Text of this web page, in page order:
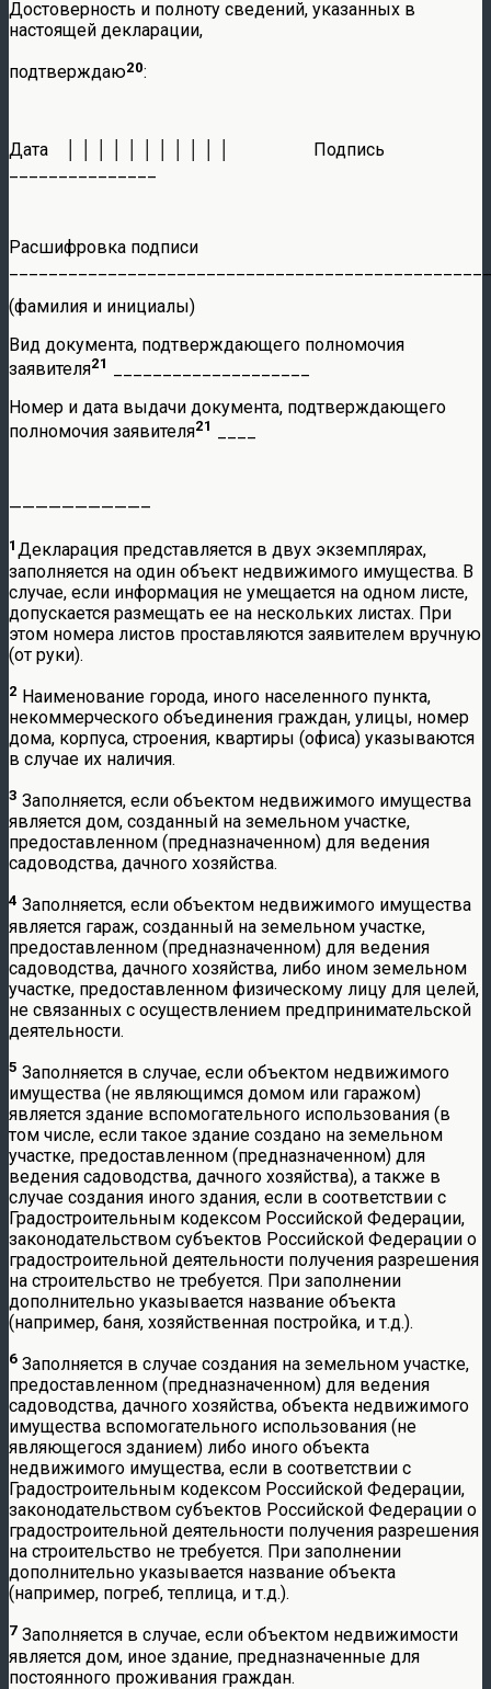
Достоверность и полноту сведений, указанных в
настоящей декларации,
подтверждаю20:
Дата │ │ │ │ │ │ │ │ │ │ │ Подпись
Расшифровка подписи
(фамилия и инициалы)
Вид документа, подтверждающего полномочия
заявителя21
Номер и дата выдачи документа, подтверждающего
полномочия заявителя21
——————————–
1 Декларация представляется в двух экземплярах,
заполняется на один объект недвижимого имущества. В
случае, если информация не умещается на одном листе,
допускается размещать ее на нескольких листах. При
этом номера листов проставляются заявителем вручную
(от руки).
2 Наименование города, иного населенного пункта,
некоммерческого объединения граждан, улицы, номер
дома, корпуса, строения, квартиры (офиса) указываются
в случае их наличия.
3 Заполняется, если объектом недвижимого имущества
является дом, созданный на земельном участке,
предоставленном (предназначенном) для ведения
садоводства, дачного хозяйства.
4 Заполняется, если объектом недвижимого имущества
является гараж, созданный на земельном участке,
предоставленном (предназначенном) для ведения
садоводства, дачного хозяйства, либо ином земельном
участке, предоставленном физическому лицу для целей,
не связанных с осуществлением предпринимательской
деятельности.
5 Заполняется в случае, если объектом недвижимого
имущества (не являющимся домом или гаражом)
является здание вспомогательного использования (в
том числе, если такое здание создано на земельном
участке, предоставленном (предназначенном) для
ведения садоводства, дачного хозяйства), а также в
случае создания иного здания, если в соответствии с
Градостроительным кодексом Российской Федерации,
законодательством субъектов Российской Федерации о
градостроительной деятельности получения разрешения
на строительство не требуется. При заполнении
дополнительно указывается название объекта
(например, баня, хозяйственная постройка, и т.д.).
6 Заполняется в случае создания на земельном участке,
предоставленном (предназначенном) для ведения
садоводства, дачного хозяйства, объекта недвижимого
имущества вспомогательного использования (не
являющегося зданием) либо иного объекта
недвижимого имущества, если в соответствии с
Градостроительным кодексом Российской Федерации,
законодательством субъектов Российской Федерации о
градостроительной деятельности получения разрешения
на строительство не требуется. При заполнении
дополнительно указывается название объекта
(например, погреб, теплица, и т.д.).
7 Заполняется в случае, если объектом недвижимости
является дом, иное здание, предназначенные для
постоянного проживания граждан.